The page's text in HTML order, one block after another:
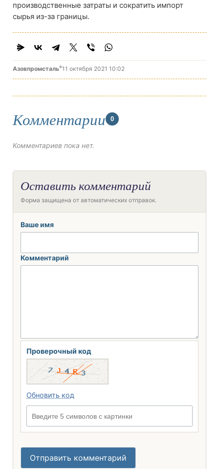
производственные затраты и сократить импорт
сырья из-за границы.
Азовпромсталь®11 октября 2021 10:02
Комментарии 0
Комментариев пока нет.
Оставить комментарий
Форма защищена от автоматических отправок.
Ваше имя
Комментарий
Проверочный код
Обновить код
Отправить комментарий